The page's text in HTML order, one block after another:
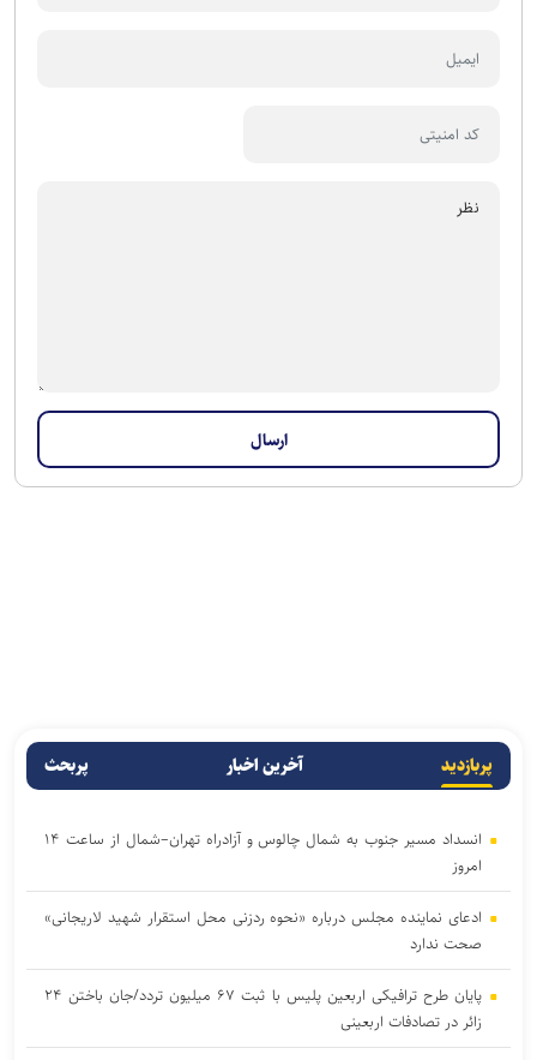
پربازدید آخرین اخبار پربحث
انسداد مسیر جنوب به شمال چالوس و آزادراه تهران–شمال از ساعت ۱۴
امروز
ادعای نماینده مجلس درباره «نحوه ردزنی محل استقرار شهید لاریجانی»
صحت ندارد
پایان طرح ترافیکی اربعین پلیس با ثبت ۶۷ میلیون تردد/جان باختن ۲۴
زائر در تصادفات اربعینی